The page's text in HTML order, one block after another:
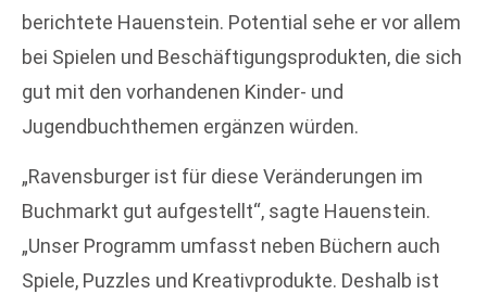
berichtete Hauenstein. Potential sehe er vor allem
bei Spielen und Beschäftigungsprodukten, die sich
gut mit den vorhandenen Kinder- und
Jugendbuchthemen ergänzen würden.
„Ravensburger ist für diese Veränderungen im
Buchmarkt gut aufgestellt“, sagte Hauenstein.
„Unser Programm umfasst neben Büchern auch
Spiele, Puzzles und Kreativprodukte. Deshalb ist